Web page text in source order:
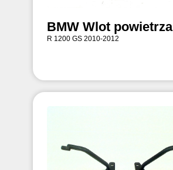
BMW Wlot powietrza
R 1200 GS 2010-2012